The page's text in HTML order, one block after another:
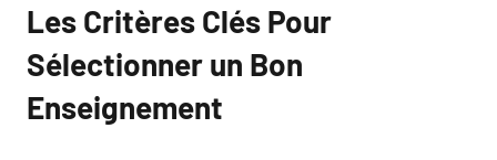
Les Critères Clés Pour
Sélectionner un Bon
Enseignement